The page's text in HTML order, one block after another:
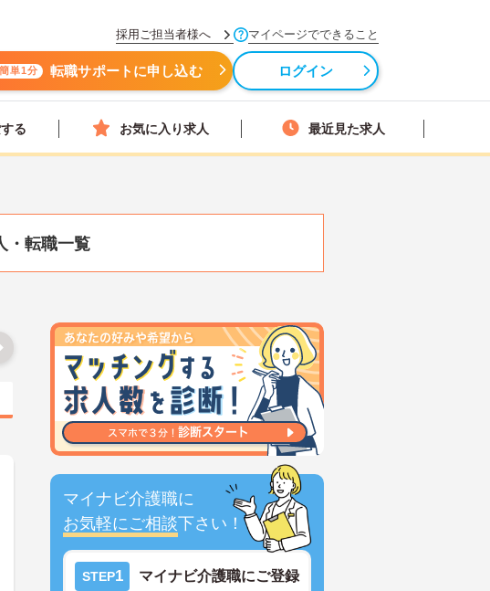
採用ご担当者様へ マイページでできること
単1分 転職サポートに申し込む ログイン
る お気に入り求人 最近見た求人
・転職一覧
マイナビ介護職に
お気軽にご相談下さい！
STEP1 マイナビ介護職にご登録